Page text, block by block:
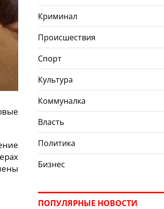
Криминал
Происшествия
Спорт
Культура
Коммуналка
Власть
Политика
Бизнес
ПОПУЛЯРНЫЕ НОВОСТИ